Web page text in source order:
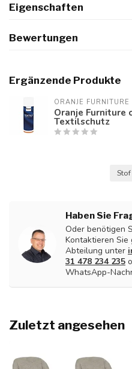
Eigenschaften
Bewertungen
Ergänzende Produkte
ORANJE FURNITURE
Oranje Furniture
Textilschutz
Stof
Haben Sie
Oder benötigen
Kontaktieren
Abteilung unter
31 478 234 235
WhatsApp-
Zuletzt angesehen